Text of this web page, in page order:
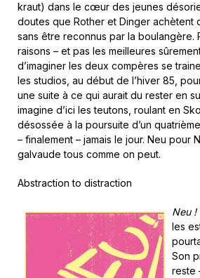
kraut) dans le cœur des jeunes
doutes que Rother et Dinger achètent
sans être reconnus par la boulangère.
raisons – et pas les meilleures
d’imaginer les deux compères se
les studios, au début de l’hiver 85,
une suite à ce qui aurait du rester en
imagine d’ici les teutons, roulant en
désossée à la poursuite d’un
– finalement – jamais le jour. Neu pour
galvaude tous comme on peut.
Abstraction to distraction
Neu !
les
Son
reste